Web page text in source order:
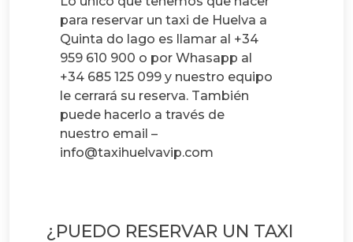
para reservar un taxi de Huelva a
Quinta do lago es llamar al +34
959 610 900 o por Whasapp al
+34 685 125 099 y nuestro equipo
le cerrará su reserva. También
puede hacerlo a través de
nuestro email –
info@taxihuelvavip.com
¿PUEDO RESERVAR UN TAXI